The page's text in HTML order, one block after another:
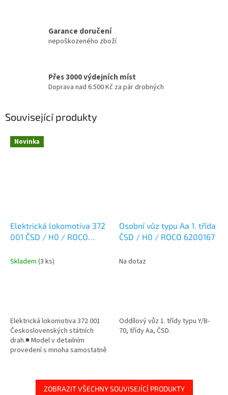
Garance doručení
nepoškozeného zboží
Přes 3000 výdejních míst
Doprava nad 6.500 Kč za pár drobných
Související produkty
Novinka
Elektrická lokomotiva 372
001 ČSD / H0 / ROCO
Skladem (3 ks)
Elektrická lokomotiva 372 001
Československých státních
drah.■ Model v detailním
provedení s mnoha samostatně
upevněním.■...
Osobní vůz typu Aa 1. třída
ČSD / H0 / ROCO 6200167
Na dotaz
Oddílový vůz 1. třídy typu Y/B-
70, třídy Aa, ČSD.
ZOBRAZIT VŠECHNY SOUVISEJÍCÍ PRODUKTY